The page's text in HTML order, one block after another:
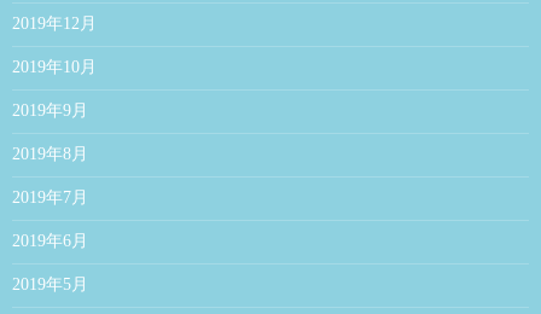
2019年12月
2019年10月
2019年9月
2019年8月
2019年7月
2019年6月
2019年5月